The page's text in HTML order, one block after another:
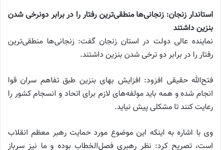
استاندار زنجان: زنجانی‌ها منطقی‌ترین رفتار را در برابر دونرخی شدن
بنزین داشتند
نماینده عالی دولت در استان زنجان گفت: زنجانی‌ها منطقی‌ترین
رفتار را در برابر دو نرخی شدن بنزین داشتند.
فتح‌الله حقیقی افزود: افزایش بهای بنزین طبق تفاهم سران قوا
انجام شده و همه باید مولفه‌های لازم برای اتحاد و انسجام کشور را
رعایت کنند تا مشکلی پیش نیاید.
وی با اشاره به اینکه این موضوع مورد حمایت رهبر معظم انقلاب
است، تصریح کرد: نظر رهبری فصل‌الخطاب بوده و ما نیز سرباز